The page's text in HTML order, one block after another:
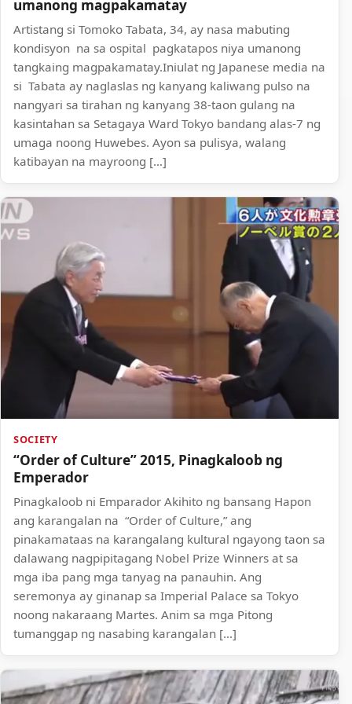
umanong magpakamatay
Artistang si Tomoko Tabata, 34, ay nasa mabuting
kondisyon na sa ospital pagkatapos niya umanong
tangkaing magpakamatay.Iniulat ng Japanese media na
si Tabata ay naglaslas ng kanyang kaliwang pulso na
nangyari sa tirahan ng kanyang 38-taon gulang na
kasintahan sa Setagaya Ward Tokyo bandang alas-7 ng
umaga noong Huwebes. Ayon sa pulisya, walang
katibayan na mayroong […]
SOCIETY
“Order of Culture” 2015, Pinagkaloob ng
Emperador
Pinagkaloob ni Emparador Akihito ng bansang Hapon
ang karangalan na “Order of Culture,” ang
pinakamataas na karangalang kultural ngayong taon sa
dalawang nagpipitagang Nobel Prize Winners at sa
mga iba pang mga tanyag na panauhin. Ang
seremonya ay ginanap sa Imperial Palace sa Tokyo
noong nakaraang Martes. Anim sa mga Pitong
tumanggap ng nasabing karangalan […]